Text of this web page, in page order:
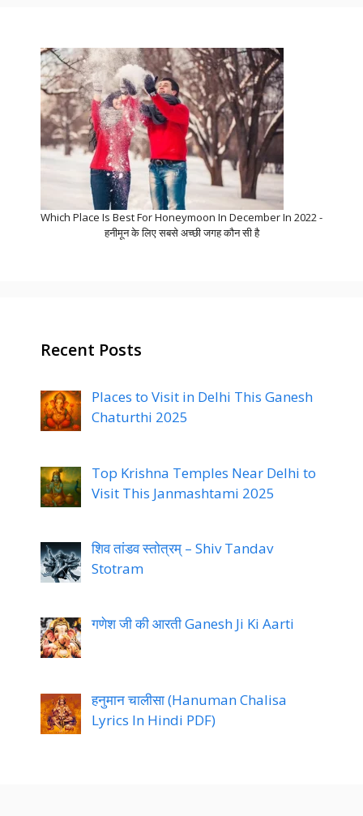
Which Place Is Best For Honeymoon In December In 2022 -
हनीमून के लिए सबसे अच्छी जगह कौन सी है
Recent Posts
Places to Visit in Delhi This Ganesh
Chaturthi 2025
Top Krishna Temples Near Delhi to
Visit This Janmashtami 2025
शिव तांडव स्तोत्रम् – Shiv Tandav
Stotram
गणेश जी की आरती Ganesh Ji Ki Aarti
हनुमान चालीसा (Hanuman Chalisa
Lyrics In Hindi PDF)